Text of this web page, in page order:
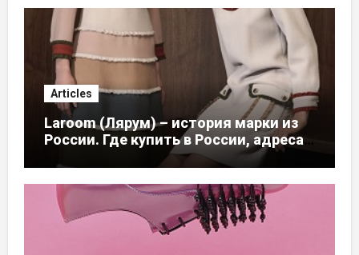
Articles
Laroom (Лярум) – история марки из
России. Где купить в России, адреса